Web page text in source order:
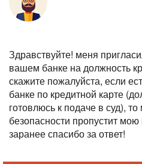
Здравствуйте! меня
вашем банке на должность
скажите пожалуйста, если
банке по кредитной карте
готовлюсь к подаче в суд),
безопасности пропустит
заранее спасибо за ответ!